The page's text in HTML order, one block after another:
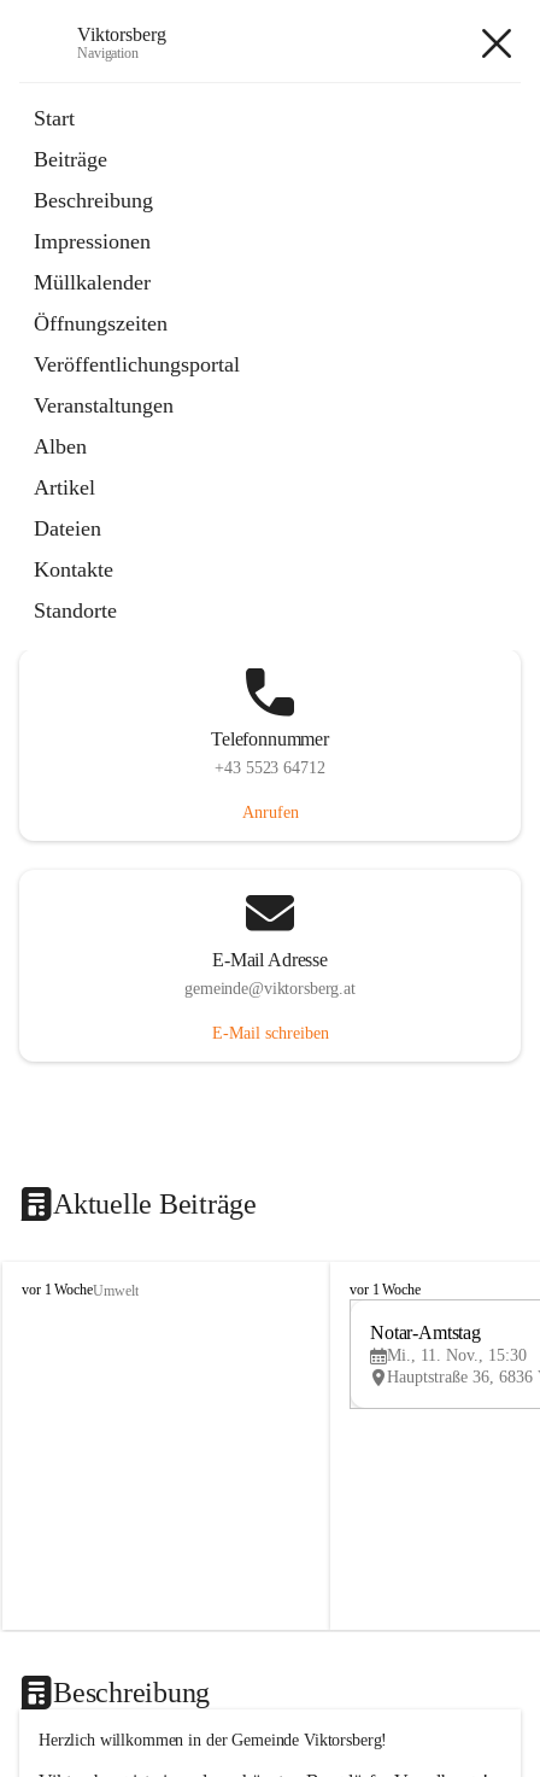
Viktorsberg
Navigation
Start
Beiträge
Beschreibung
Impressionen
Müllkalender
Öffnungszeiten
Veröffentlichungsportal
Veranstaltungen
Alben
Artikel
Dateien
Kontakte
Standorte
1 Schnellzugriff
Bürgerservice
10 Schnellzugriffe
Telefonnummer
+43 5523 64712
Anrufen
E-Mail Adresse
gemeinde@viktorsberg.at
E-Mail schreiben
Aktuelle Beiträge
V
vor 1 WocheUmwelt
V
vor 1 Woche
Notar-Amtstag
Mi., 11. Nov., 15:30
Beschreibung
Herzlich willkommen in der Gemeinde Viktorsberg!